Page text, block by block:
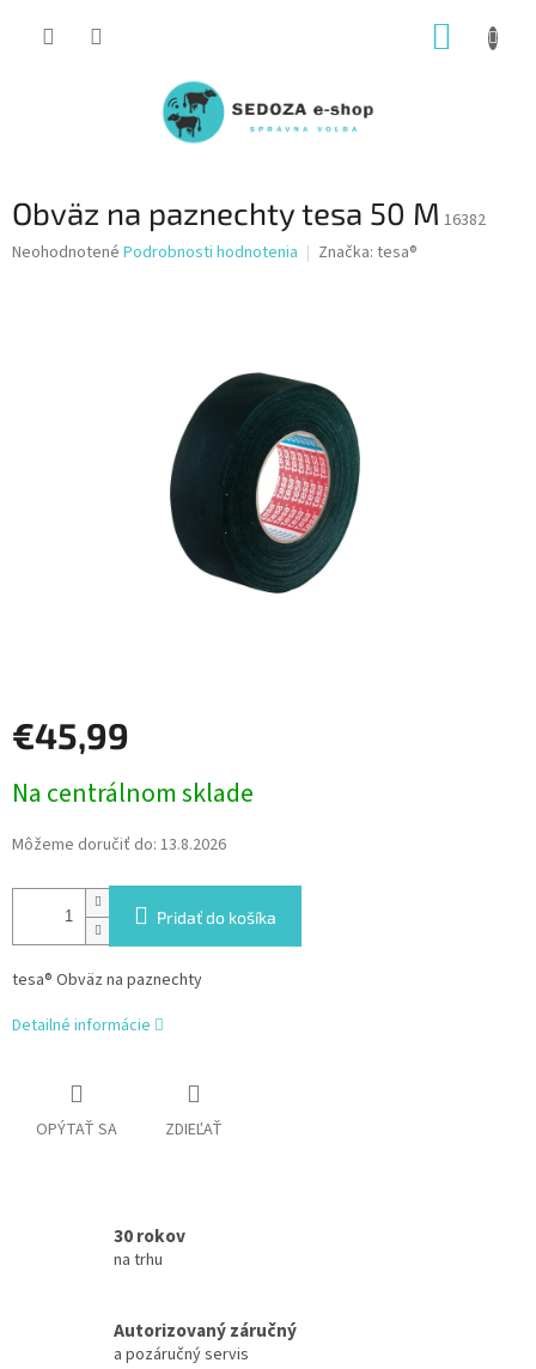
Obväz na paznechty tesa 50 M 16382
Priemerné
Neohodnotené Podrobnosti hodnotenia Značka: tesa®
€45,99
cena:
Na centrálnom sklade
Môžeme doručiť do: 13.8.2026
Pridať do košíka
tesa® Obväz na paznechty
Detailné informácie
OPÝTAŤ SA ZDIEĽAŤ
30 rokov
na trhu
Autorizovaný záručný
a pozáručný servis